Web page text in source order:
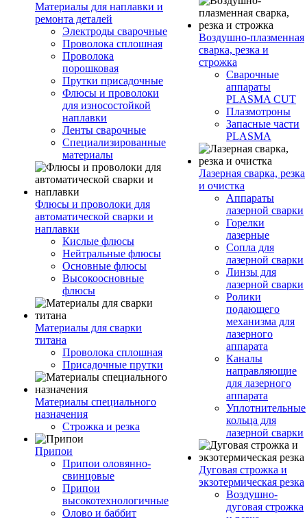
Материалы для наплавки и
ремонта деталей
Электроды сварочные
Проволока сплошная
Проволока
порошковая
Прутки присадочные
Флюсы и проволоки
для износостойкой
наплавки
Ленты сварочные
Специализированные
материалы
Флюсы и проволоки для
автоматической сварки и
наплавки
Кислые флюсы
Нейтральные флюсы
Основные флюсы
Высокоосновные
флюсы
Материалы для сварки
титана
Проволока сплошная
Присадочные прутки
Материалы специального
назначения
Строжка и резка
Припои
Припои оловянно-
свинцовые
Припои
высокотехнологичные
Олово и баббит
Воздушно-плазменная
сварка, резка и
строжка
Сварочные
аппараты
PLASMA CUT
Плазмотроны
Запасные части
PLASMA
Лазерная сварка, резка
и очистка
Аппараты
лазерной сварки
Горелки
лазерные
Сопла для
лазерной сварки
Линзы для
лазерной сварки
Ролики
подающего
механизма для
лазерного
аппарата
Каналы
направляющие
для лазерного
аппарата
Уплотнительные
кольца для
лазерной сварки
Дуговая строжка и
экзотермическая резка
Воздушно-
дуговая строжка